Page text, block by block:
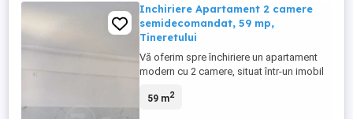
Inchiriere Apartament 2 camere
semidecomandat, 59 mp,
Tineretului
Vă oferim spre închiriere un apartament
modern cu 2 camere, situat într-un imobil
Proprietatea este complet mobilată și
59 m2